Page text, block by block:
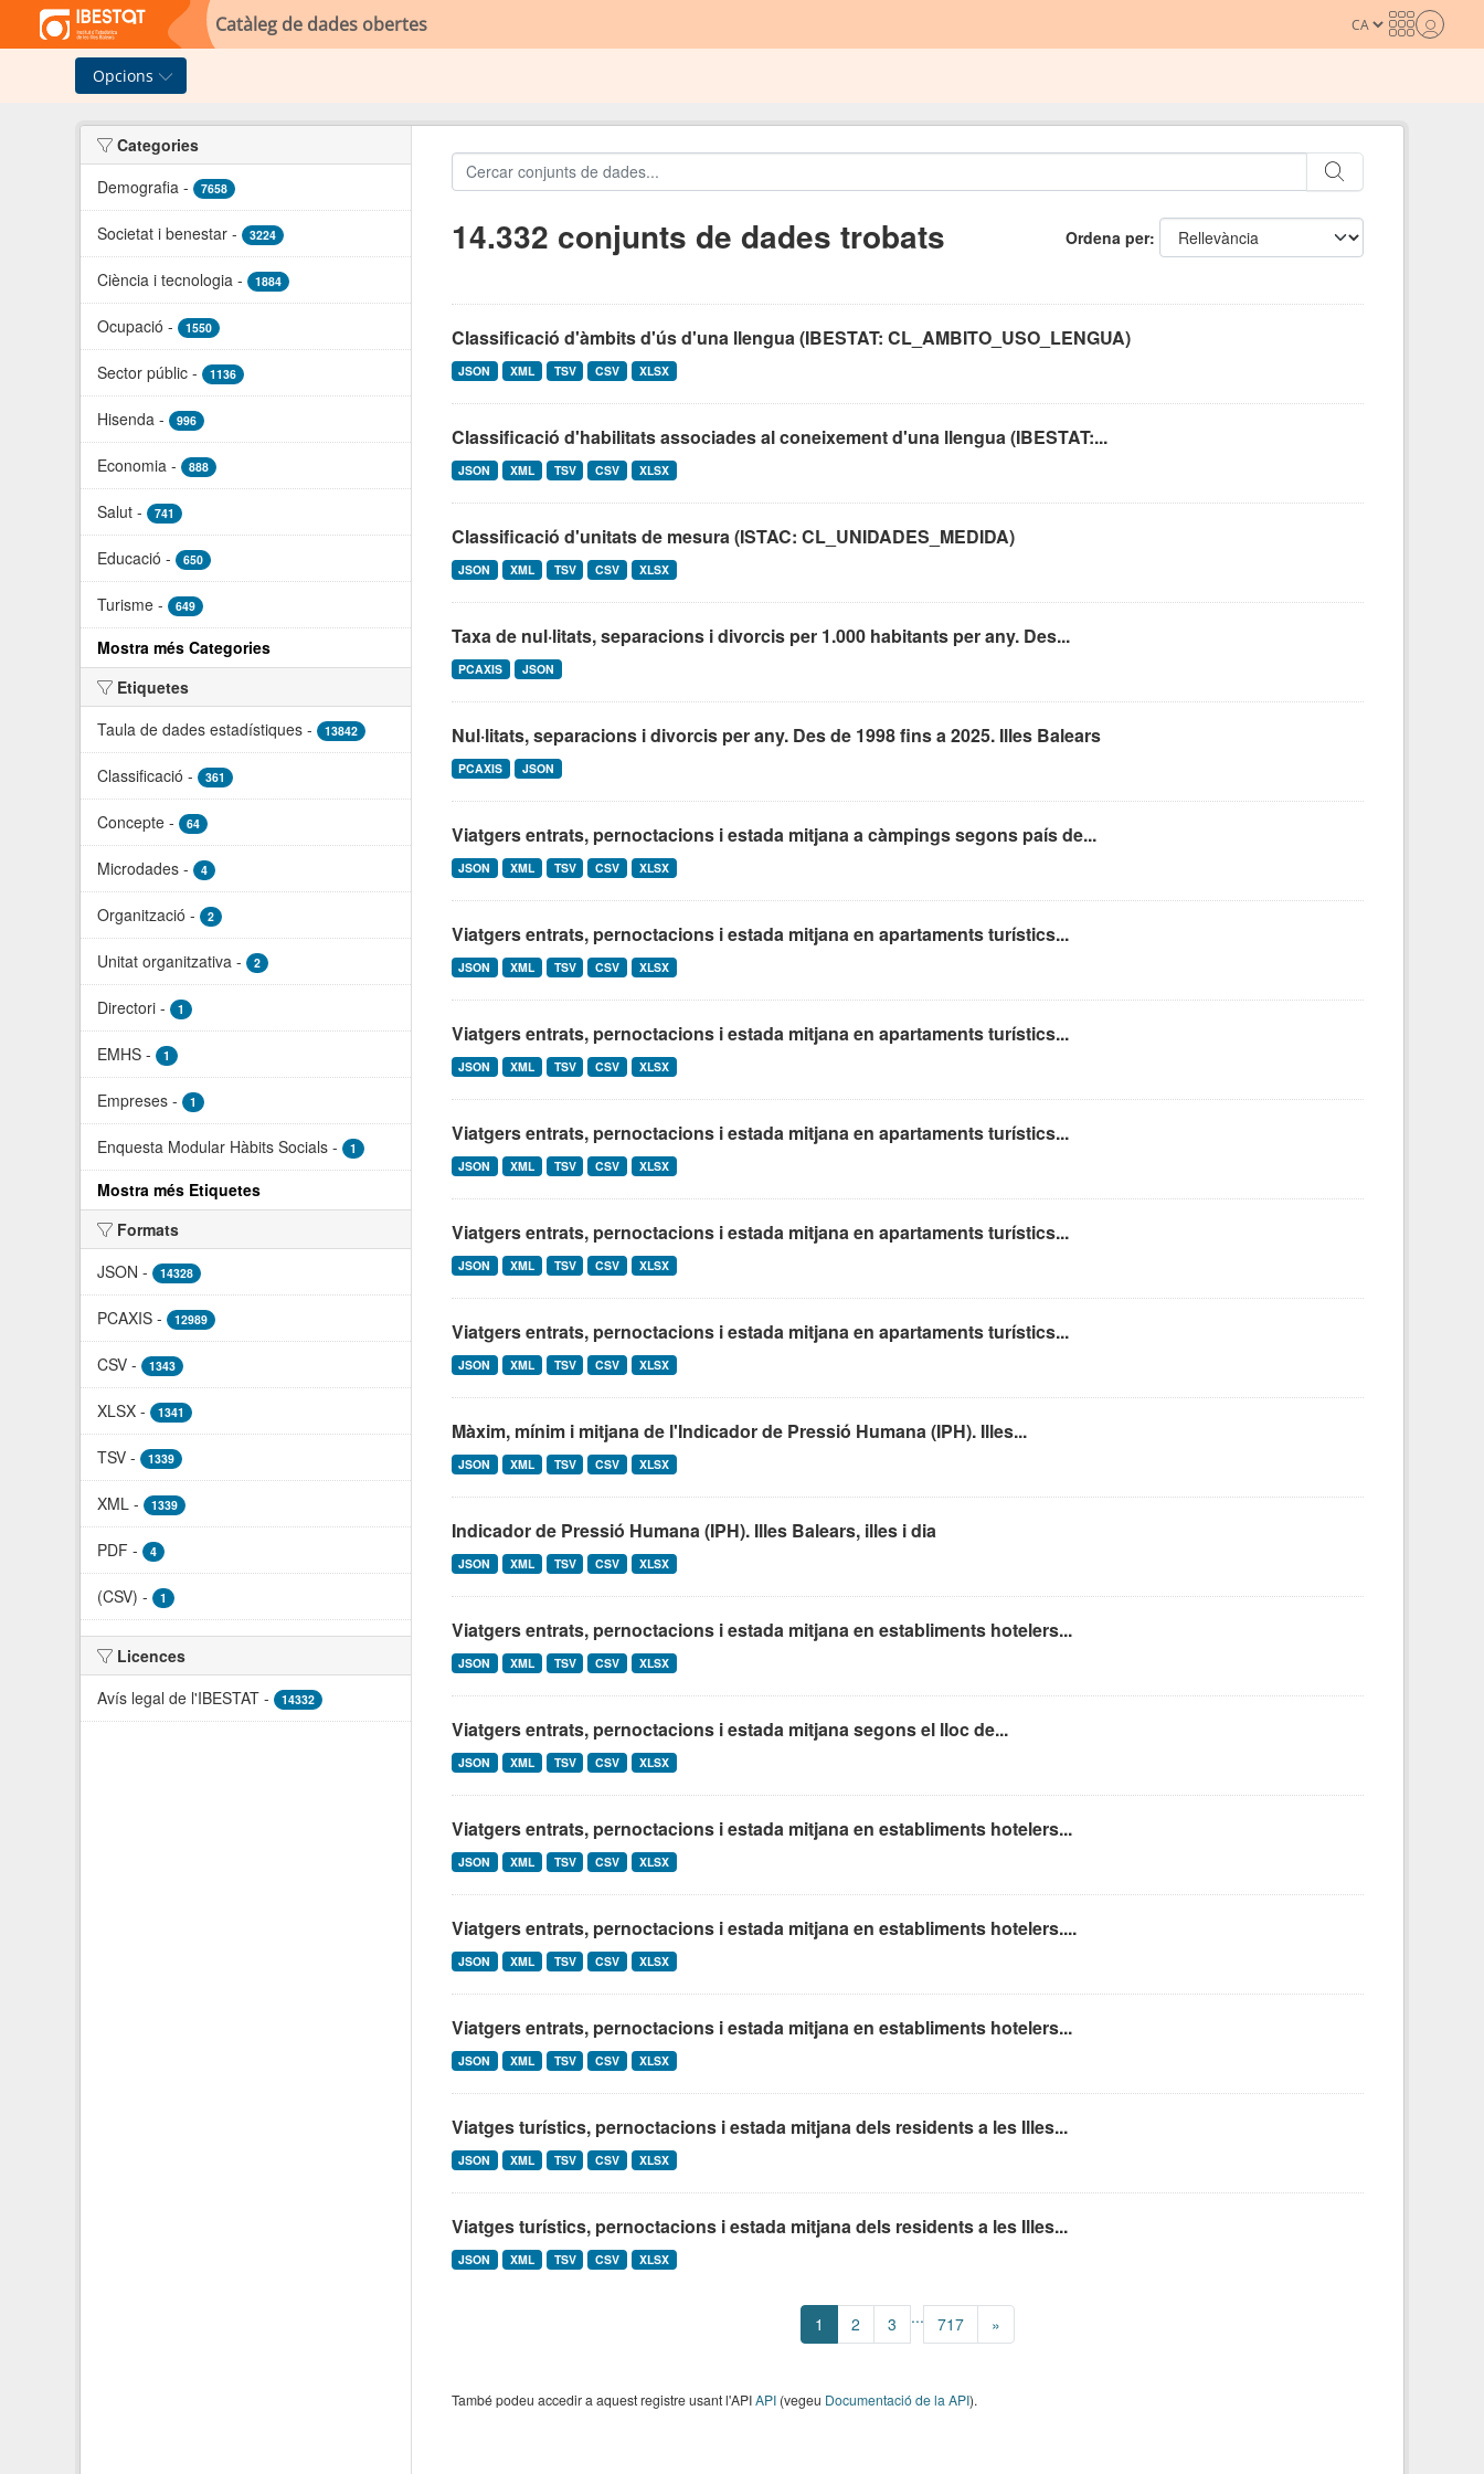
Skip to main content
Catàleg de dades obertes
Opcions
Categories
Demografia - 7658
Societat i benestar - 3224
Ciència i tecnologia - 1884
Ocupació - 1550
Sector públic - 1136
Hisenda - 996
Economia - 888
Salut - 741
Educació - 650
Turisme - 649
Mostra més Categories
Etiquetes
Taula de dades estadístiques - 13842
Classificació - 361
Concepte - 64
Microdades - 4
Organització - 2
Unitat organitzativa - 2
Directori - 1
EMHS - 1
Empreses - 1
Enquesta Modular Hàbits Socials - 1
Mostra més Etiquetes
Formats
JSON - 14328
PCAXIS - 12989
CSV - 1343
XLSX - 1341
TSV - 1339
XML - 1339
PDF - 4
(CSV) - 1
Licences
Avís legal de l'IBESTAT - 14332
Ordena per
14.332 conjunts de dades trobats
Classificació d'àmbits d'ús d'una llengua (IBESTAT: CL_AMBITO_USO_LENGUA)
JSON XML TSV CSV XLSX
Classificació d'habilitats associades al coneixement d'una llengua (IBESTAT:...
JSON XML TSV CSV XLSX
Classificació d'unitats de mesura (ISTAC: CL_UNIDADES_MEDIDA)
JSON XML TSV CSV XLSX
Taxa de nul·litats, separacions i divorcis per 1.000 habitants per any. Des...
PCAXIS JSON
Nul·litats, separacions i divorcis per any. Des de 1998 fins a 2025. Illes Balears
PCAXIS JSON
Viatgers entrats, pernoctacions i estada mitjana a càmpings segons país de...
JSON XML TSV CSV XLSX
Viatgers entrats, pernoctacions i estada mitjana en apartaments turístics...
JSON XML TSV CSV XLSX
Viatgers entrats, pernoctacions i estada mitjana en apartaments turístics...
JSON XML TSV CSV XLSX
Viatgers entrats, pernoctacions i estada mitjana en apartaments turístics...
JSON XML TSV CSV XLSX
Viatgers entrats, pernoctacions i estada mitjana en apartaments turístics...
JSON XML TSV CSV XLSX
Viatgers entrats, pernoctacions i estada mitjana en apartaments turístics...
JSON XML TSV CSV XLSX
Màxim, mínim i mitjana de l'Indicador de Pressió Humana (IPH). Illes...
JSON XML TSV CSV XLSX
Indicador de Pressió Humana (IPH). Illes Balears, illes i dia
JSON XML TSV CSV XLSX
Viatgers entrats, pernoctacions i estada mitjana en establiments hotelers...
JSON XML TSV CSV XLSX
Viatgers entrats, pernoctacions i estada mitjana segons el lloc de...
JSON XML TSV CSV XLSX
Viatgers entrats, pernoctacions i estada mitjana en establiments hotelers...
JSON XML TSV CSV XLSX
Viatgers entrats, pernoctacions i estada mitjana en establiments hotelers....
JSON XML TSV CSV XLSX
Viatgers entrats, pernoctacions i estada mitjana en establiments hotelers...
JSON XML TSV CSV XLSX
Viatges turístics, pernoctacions i estada mitjana dels residents a les Illes...
JSON XML TSV CSV XLSX
Viatges turístics, pernoctacions i estada mitjana dels residents a les Illes...
JSON XML TSV CSV XLSX
1 2 3 ... 717 »
També podeu accedir a aquest registre usant l'APIAPI(vegeu Documentació de la API).